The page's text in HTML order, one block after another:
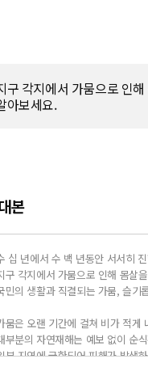
구 각지에서 가뭄으로 인
아보세요.
본
십 년에서 수 백 년동안 서서히
구 각지에서 가뭄으로 인해 몸살
민의 생활과 직결되는 가뭄, 슬기
뭄은 오랜 기간에 걸쳐 비가 적게
부분의 자연재해는 예보 없이 순
부 지역에 국한되어 피해가 발생